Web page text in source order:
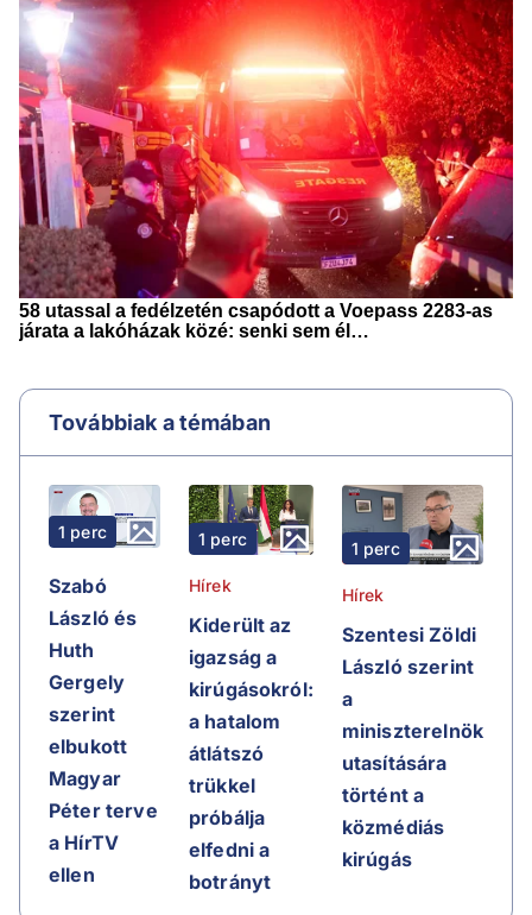
Továbbiak a témában
1 perc
Szabó
László és
Huth
Gergely
szerint
elbukott
Magyar
Péter terve
a HírTV
ellen
1 perc
Hírek
Kiderült az
igazság a
kirúgásokról:
a hatalom
átlátszó
trükkel
próbálja
elfedni a
botrányt
1 perc
Hírek
Szentesi Zöldi
László szerint
a
miniszterelnök
utasítására
történt a
közmédiás
kirúgás